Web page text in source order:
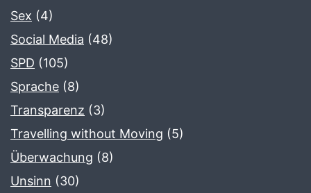
Sex (4)
Social Media (48)
SPD (105)
Sprache (8)
Transparenz (3)
Travelling without Moving (5)
Überwachung (8)
Unsinn (30)